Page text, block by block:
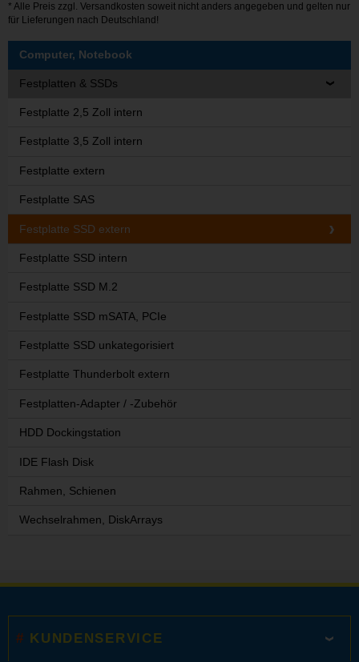
* Alle Preis zzgl. Versandkosten soweit nicht anders angegeben und gelten nur
für Lieferungen nach Deutschland!
Computer, Notebook
Festplatten & SSDs
Festplatte 2,5 Zoll intern
Festplatte 3,5 Zoll intern
Festplatte extern
Festplatte SAS
Festplatte SSD extern
Festplatte SSD intern
Festplatte SSD M.2
Festplatte SSD mSATA, PCIe
Festplatte SSD unkategorisiert
Festplatte Thunderbolt extern
Festplatten-Adapter / -Zubehör
HDD Dockingstation
IDE Flash Disk
Rahmen, Schienen
Wechselrahmen, DiskArrays
KUNDENSERVICE